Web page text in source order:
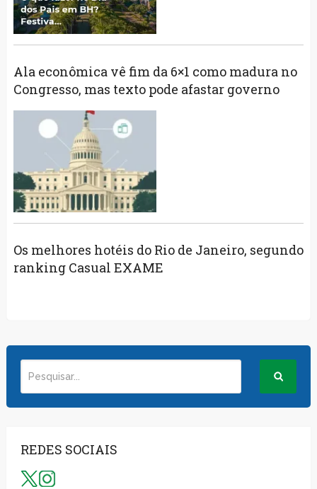
Ala econômica vê fim da 6×1 como madura no
Congresso, mas texto pode afastar governo
Os melhores hotéis do Rio de Janeiro, segundo
ranking Casual EXAME
REDES SOCIAIS